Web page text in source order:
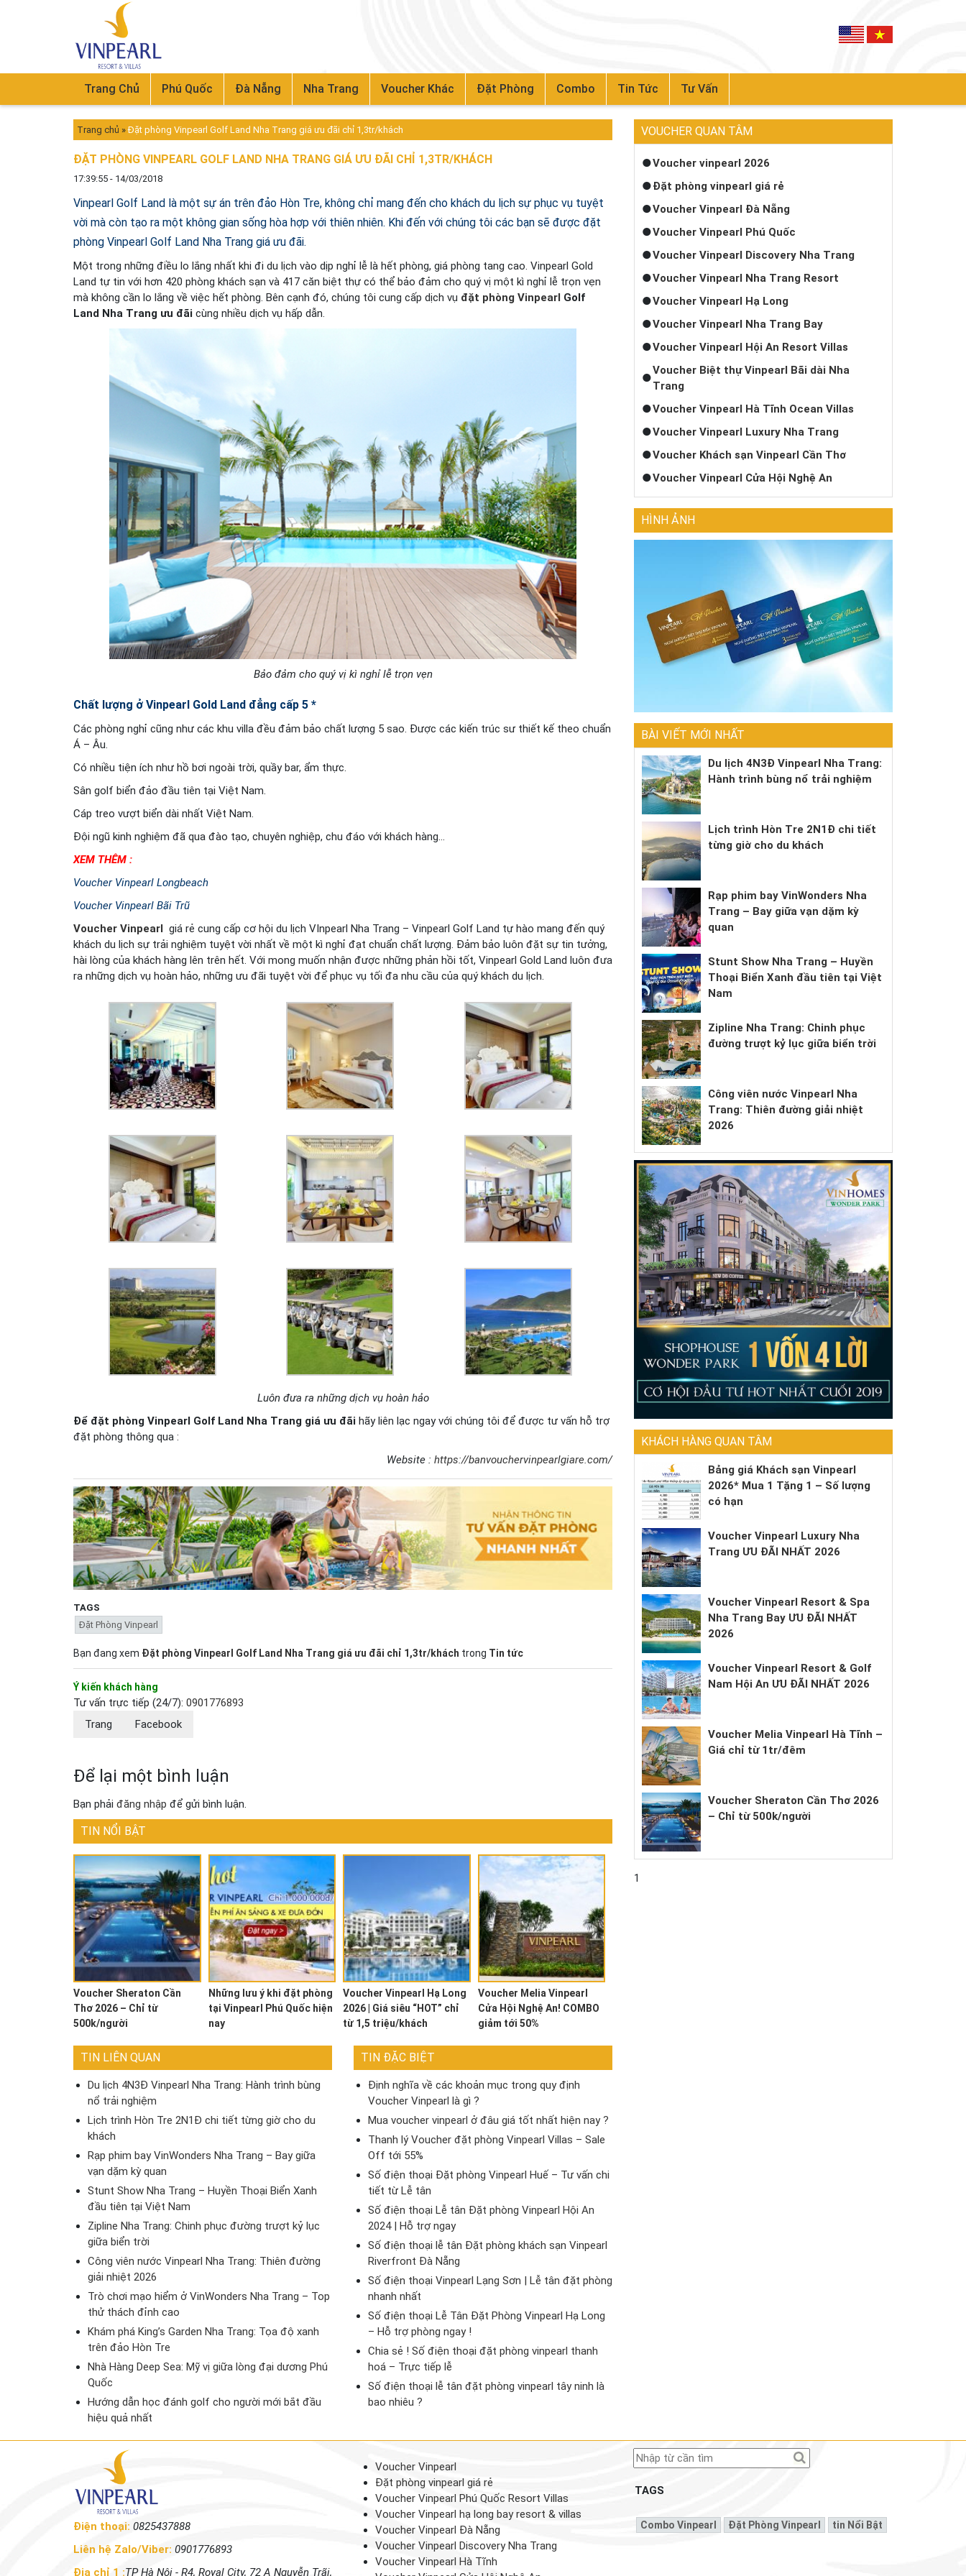
Trang Chủ Phú Quốc Đà Nẵng Nha Trang Voucher Khác Đặt Phòng Combo Tin Tức Tư Vấn
Trang chủ »Đặt phòng Vinpearl Golf Land Nha Trang giá ưu đãi chỉ 1,3tr/khách
ĐẶT PHÒNG VINPEARL GOLF LAND NHA TRANG GIÁ ƯU ĐÃI CHỈ 1,3TR/KHÁCH
17:39:55 - 14/03/2018
Vinpearl Golf Land là một sự án trên đảo Hòn Tre, không chỉ mang đến cho khách du lịch sự phục vụ tuyệt
vời mà còn tạo ra một không gian sống hòa hợp với thiên nhiên. Khi đến với chúng tôi các bạn sẽ được đặt
phòng Vinpearl Golf Land Nha Trang giá ưu đãi.
Một trong những điều lo lắng nhất khi đi du lịch vào dịp nghỉ lễ là hết phòng, giá phòng tang cao. Vinpearl Gold
Land tự tin với hơn 420 phòng khách sạn và 417 căn biệt thự có thể bảo đảm cho quý vị một kì nghỉ lễ trọn vẹn
mà không cần lo lắng về việc hết phòng. Bên cạnh đó, chúng tôi cung cấp dịch vụ đặt phòng Vinpearl Golf
Land Nha Trang ưu đãi cùng nhiều dịch vụ hấp dẫn.
Bảo đảm cho quý vị kì nghỉ lễ trọn vẹn
Chất lượng ở Vinpearl Gold Land đẳng cấp 5 *
Các phòng nghỉ cũng như các khu villa đều đảm bảo chất lượng 5 sao. Được các kiến trúc sư thiết kế theo chuẩn
Á – Âu.
Có nhiều tiện ích như hồ bơi ngoài trời, quầy bar, ẩm thực.
Sân golf biển đảo đầu tiên tại Việt Nam.
Cáp treo vượt biển dài nhất Việt Nam.
Đội ngũ kinh nghiệm đã qua đào tạo, chuyên nghiệp, chu đáo với khách hàng…
XEM THÊM :
Voucher Vinpearl Longbeach
Voucher Vinpearl Bãi Trũ
Voucher Vinpearl giá rẻ cung cấp cơ hội du lịch VInpearl Nha Trang – Vinpearl Golf Land tự hào mang đến quý
khách du lịch sự trải nghiệm tuyệt vời nhất về một kì nghỉ đạt chuẩn chất lượng. Đảm bảo luôn đặt sự tin tưởng,
hài lòng của khách hàng lên trên hết. Với mong muốn nhận được những phản hồi tốt, Vinpearl Gold Land luôn đưa
ra những dịch vụ hoàn hảo, những ưu đãi tuyệt vời để phục vụ tối đa nhu cầu của quý khách du lịch.
Luôn đưa ra những dịch vụ hoàn hảo
Để đặt phòng Vinpearl Golf Land Nha Trang giá ưu đãi hãy liên lạc ngay với chúng tôi để được tư vấn hỗ trợ
đặt phòng thông qua :
Website : https://banvouchervinpearlgiare.com/
TAGS
Đặt Phòng Vinpearl
Bạn đang xem Đặt phòng Vinpearl Golf Land Nha Trang giá ưu đãi chỉ 1,3tr/khách trong Tin tức
Ý kiến khách hàng
Tư vấn trực tiếp (24/7): 0901776893
Trang
Facebook
Để lại một bình luận
Bạn phải đăng nhập để gửi bình luận.
TIN NỔI BẬT
Voucher Sheraton Cần
Thơ 2026 – Chỉ từ
500k/người
Những lưu ý khi đặt phòng
tại Vinpearl Phú Quốc hiện
nay
Voucher Vinpearl Hạ Long
2026 | Giá siêu “HOT” chỉ
từ 1,5 triệu/khách
Voucher Melia Vinpearl
Cửa Hội Nghệ An! COMBO
giảm tới 50%
TIN LIÊN QUAN
Du lịch 4N3Đ Vinpearl Nha Trang: Hành trình bùng
nổ trải nghiệm
Lịch trình Hòn Tre 2N1Đ chi tiết từng giờ cho du
khách
Rạp phim bay VinWonders Nha Trang – Bay giữa
vạn dặm kỳ quan
Stunt Show Nha Trang – Huyền Thoại Biển Xanh
đầu tiên tại Việt Nam
Zipline Nha Trang: Chinh phục đường trượt kỷ lục
giữa biển trời
Công viên nước Vinpearl Nha Trang: Thiên đường
giải nhiệt 2026
Trò chơi mạo hiểm ở VinWonders Nha Trang – Top
thử thách đỉnh cao
Khám phá King’s Garden Nha Trang: Tọa độ xanh
trên đảo Hòn Tre
Nhà Hàng Deep Sea: Mỹ vị giữa lòng đại dương Phú
Quốc
Hướng dẫn học đánh golf cho người mới bắt đầu
hiệu quả nhất
TIN ĐẶC BIỆT
Định nghĩa về các khoản mục trong quy định
Voucher Vinpearl là gì ?
Mua voucher vinpearl ở đâu giá tốt nhất hiện nay ?
Thanh lý Voucher đặt phòng Vinpearl Villas – Sale
Off tới 55%
Số điện thoại Đặt phòng Vinpearl Huế – Tư vấn chi
tiết từ Lễ tân
Số điện thoại Lễ tân Đặt phòng Vinpearl Hội An
2024 | Hỗ trợ ngay
Số điện thoại lễ tân Đặt phòng khách sạn Vinpearl
Riverfront Đà Nẵng
Số điện thoại Vinpearl Lạng Sơn | Lễ tân đặt phòng
nhanh nhất
Số điện thoại Lễ Tân Đặt Phòng Vinpearl Hạ Long
– Hỗ trợ phòng ngay !
Chia sẻ ! Số điện thoại đặt phòng vinpearl thanh
hoá – Trực tiếp lễ
Số điện thoại lễ tân đặt phòng vinpearl tây ninh là
bao nhiêu ?
VOUCHER QUAN TÂM
Voucher vinpearl 2026
Đặt phòng vinpearl giá rẻ
Voucher Vinpearl Đà Nẵng
Voucher Vinpearl Phú Quốc
Voucher Vinpearl Discovery Nha Trang
Voucher Vinpearl Nha Trang Resort
Voucher Vinpearl Hạ Long
Voucher Vinpearl Nha Trang Bay
Voucher Vinpearl Hội An Resort Villas
Voucher Biệt thự Vinpearl Bãi dài Nha
Trang
Voucher Vinpearl Hà Tĩnh Ocean Villas
Voucher Vinpearl Luxury Nha Trang
Voucher Khách sạn Vinpearl Cần Thơ
Voucher Vinpearl Cửa Hội Nghệ An
HÌNH ẢNH
BÀI VIẾT MỚI NHẤT
Du lịch 4N3Đ Vinpearl Nha Trang:
Hành trình bùng nổ trải nghiệm
Lịch trình Hòn Tre 2N1Đ chi tiết
từng giờ cho du khách
Rạp phim bay VinWonders Nha
Trang – Bay giữa vạn dặm kỳ
quan
Stunt Show Nha Trang – Huyền
Thoại Biển Xanh đầu tiên tại Việt
Nam
Zipline Nha Trang: Chinh phục
đường trượt kỷ lục giữa biển trời
Công viên nước Vinpearl Nha
Trang: Thiên đường giải nhiệt
2026
KHÁCH HÀNG QUAN TÂM
Bảng giá Khách sạn Vinpearl
2026* Mua 1 Tặng 1 – Số lượng
có hạn
Voucher Vinpearl Luxury Nha
Trang ƯU ĐÃI NHẤT 2026
Voucher Vinpearl Resort & Spa
Nha Trang Bay ƯU ĐÃI NHẤT
2026
Voucher Vinpearl Resort & Golf
Nam Hội An ƯU ĐÃI NHẤT 2026
Voucher Melia Vinpearl Hà Tĩnh –
Giá chỉ từ 1tr/đêm
Voucher Sheraton Cần Thơ 2026
– Chỉ từ 500k/người
1
Điện thoại: 0825437888
Liên hệ Zalo/Viber: 0901776893
Địa chỉ 1 :TP Hà Nội - R4, Royal City, 72 A Nguyễn Trãi,
Voucher Vinpearl
Đặt phòng vinpearl giá rẻ
Voucher Vinpearl Phú Quốc Resort Villas
Voucher Vinpearl hạ long bay resort & villas
Voucher Vinpearl Đà Nẵng
Voucher Vinpearl Discovery Nha Trang
Voucher Vinpearl Hà Tĩnh
TAGS
Combo Vinpearl Đặt Phòng Vinpearl Tin Nổi Bật